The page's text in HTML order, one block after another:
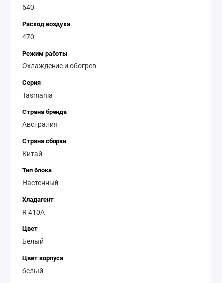
640
Расход воздуха
470
Режим работы
Охлаждение и обогрев
Серия
Tasmania
Страна бренда
Австралия
Страна сборки
Китай
Тип блока
Настенный
Хладагент
R 410A
Цвет
Белый
Цвет корпуса
белый